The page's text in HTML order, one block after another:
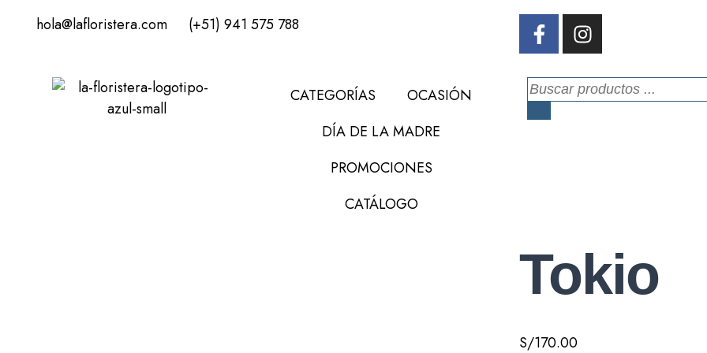
hola@lafloristera.com (+51) 941 575 788
CATEGORÍAS
OCASIÓN
DÍA DE LA MADRE
PROMOCIONES
CATÁLOGO
Tokio
S/170.00